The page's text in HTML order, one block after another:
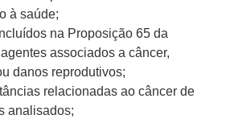
à saúde;
na Proposição 65 da
associados a câncer,
danos reprodutivos;
relacionadas ao câncer de
analisados;